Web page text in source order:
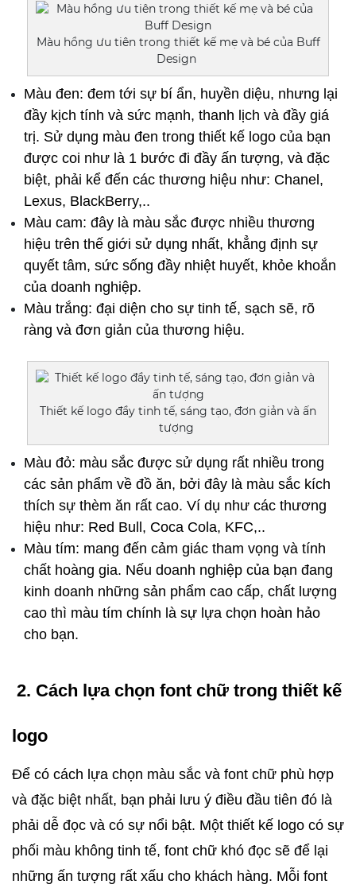
Màu hồng ưu tiên trong thiết kế mẹ và bé của Buff
Design
Màu đen: đem tới sự bí ẩn, huyền diệu, nhưng lại
đầy kịch tính và sức mạnh, thanh lịch và đầy giá
trị. Sử dụng màu đen trong thiết kế logo của bạn
được coi như là 1 bước đi đầy ấn tượng, và đặc
biệt, phải kể đến các thương hiệu như: Chanel,
Lexus, BlackBerry,..
Màu cam: đây là màu sắc được nhiều thương
hiệu trên thế giới sử dụng nhất, khẳng định sự
quyết tâm, sức sống đầy nhiệt huyết, khỏe khoắn
của doanh nghiệp.
Màu trắng: đại diện cho sự tinh tế, sạch sẽ, rõ
ràng và đơn giản của thương hiệu.
Thiết kế logo đầy tinh tế, sáng tạo, đơn giản và ấn
tượng
Màu đỏ: màu sắc được sử dụng rất nhiều trong
các sản phẩm về đồ ăn, bởi đây là màu sắc kích
thích sự thèm ăn rất cao. Ví dụ như các thương
hiệu như: Red Bull, Coca Cola, KFC,..
Màu tím: mang đến cảm giác tham vọng và tính
chất hoàng gia. Nếu doanh nghiệp của bạn đang
kinh doanh những sản phẩm cao cấp, chất lượng
cao thì màu tím chính là sự lựa chọn hoàn hảo
cho bạn.
2. Cách lựa chọn font chữ trong thiết kế
logo
Để có cách lựa chọn màu sắc và font chữ phù hợp
và đặc biệt nhất, bạn phải lưu ý điều đầu tiên đó là
phải dễ đọc và có sự nổi bật. Một thiết kế logo có sự
phối màu không tinh tế, font chữ khó đọc sẽ để lại
những ấn tượng rất xấu cho khách hàng. Mỗi font